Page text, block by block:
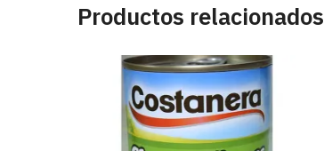
Productos relacionados